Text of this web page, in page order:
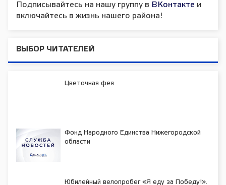
Подписывайтесь на нашу группу в ВКонтакте и
включайтесь в жизнь нашего района!
ВЫБОР ЧИТАТЕЛЕЙ
Цветочная фея
Фонд Народного Единства Нижегородской
области
Юбилейный велопробег «Я еду за Победу!».